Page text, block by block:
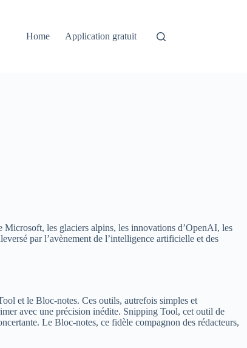
Home Application gratuit
les glaciers alpins, les innovations d’OpenAI, les
par l’avènement de l’intelligence artificielle et des
et le Bloc-notes. Ces outils, autrefois simples et
avec une précision inédite. Snipping Tool, cet outil de
Le Bloc-notes, ce fidèle compagnon des rédacteurs,